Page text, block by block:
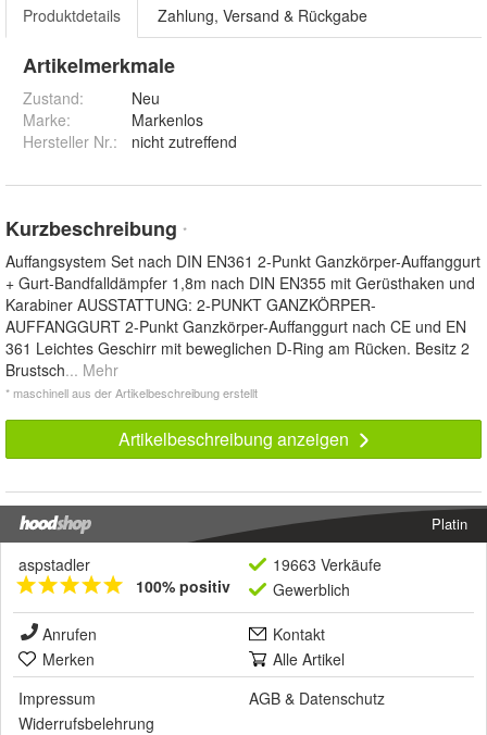
Produktdetails Zahlung, Versand & Rückgabe
Artikelmerkmale
Zustand:
Neu
Marke:
Markenlos
Hersteller Nr.:
nicht zutreffend
Kurzbeschreibung *
Auffangsystem Set nach DIN EN361 2-Punkt Ganzkörper-Auffanggurt
+ Gurt-Bandfalldämpfer 1,8m nach DIN EN355 mit Gerüsthaken und
Karabiner AUSSTATTUNG: 2-PUNKT GANZKÖRPER-
AUFFANGGURT 2-Punkt Ganzkörper-Auffanggurt nach CE und EN
361 Leichtes Geschirr mit beweglichen D-Ring am Rücken. Besitz 2
Brustsch... Mehr
* maschinell aus der Artikelbeschreibung erstellt
Artikelbeschreibung anzeigen
Platin
aspstadler
100% positiv
19663 Verkäufe
Gewerblich
Anrufen
Kontakt
Merken
Alle Artikel
Impressum
AGB & Datenschutz
Widerrufsbelehrung